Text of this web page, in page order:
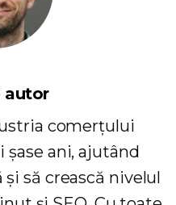
autor
comerțului
ani, ajutând
să crească nivelul